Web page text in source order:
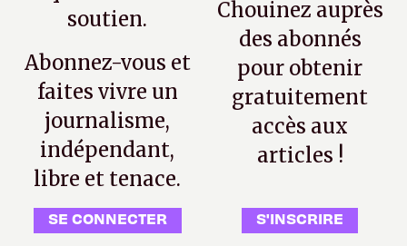
soutien.
Abonnez-vous et
faites vivre un
journalisme,
indépendant,
libre et tenace.
SE CONNECTER
Chouinez auprès
des abonnés
pour obtenir
gratuitement
accès aux
articles !
S'INSCRIRE